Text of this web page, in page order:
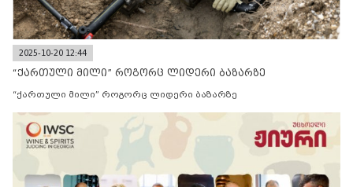
2025-10-20 12:44
“ქართული მილი” როგორც ლიდერი ბაზარზე
“ქართული მილი” როგორც ლიდერი ბაზარზე